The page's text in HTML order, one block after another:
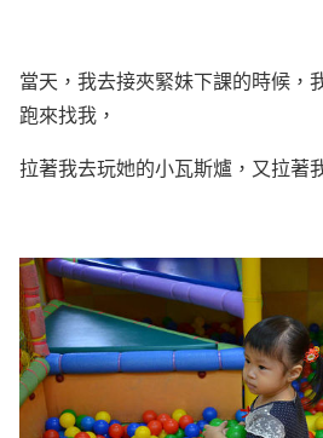
當天，我去接夾緊妹下課的時候，
跑來找我，
拉著我去玩她的小瓦斯爐，又拉著